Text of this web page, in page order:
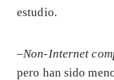
estudio.
–Non-Internet
pero han sido